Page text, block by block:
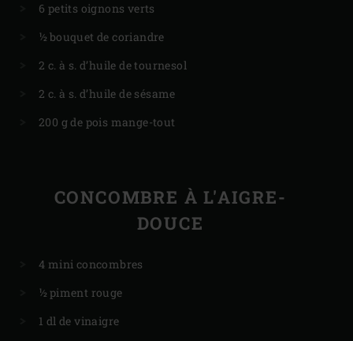
6 petits oignons verts
½ bouquet de coriandre
2 c. à s. d’huile de tournesol
2 c. à s. d’huile de sésame
200 g de pois mange-tout
CONCOMBRE À L'AIGRE-
DOUCE
4 mini concombres
½ piment rouge
1 dl de vinaigre